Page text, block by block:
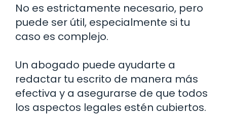
No es estrictamente necesario, pero
puede ser útil, especialmente si tu
caso es complejo.
Un abogado puede ayudarte a
redactar tu escrito de manera más
efectiva y a asegurarse de que todos
los aspectos legales estén cubiertos.